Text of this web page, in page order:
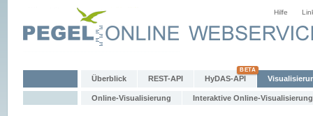
Hilfe
Überblick REST-API HyDAS-API
Online-Visualisierung Interaktive Online-Visualisierung